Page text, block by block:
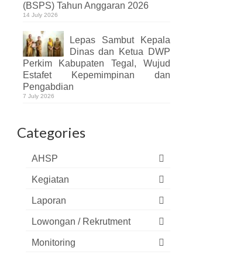
(BSPS) Tahun Anggaran 2026
14 July 2026
Lepas Sambut Kepala
Dinas dan Ketua DWP
Perkim Kabupaten Tegal, Wujud
Estafet Kepemimpinan dan
Pengabdian
7 July 2026
Categories
AHSP
Kegiatan
Laporan
Lowongan / Rekrutment
Monitoring